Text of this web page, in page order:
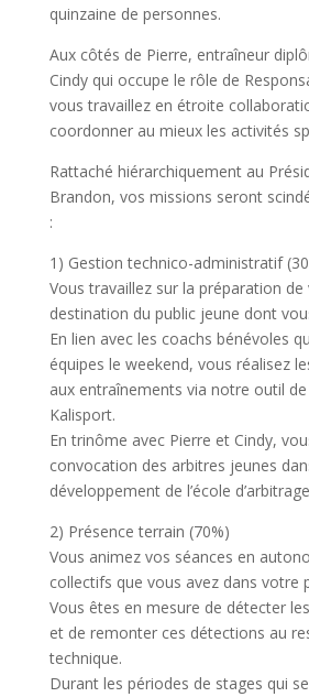
quinzaine de personnes.
Aux côtés de Pierre, entraîneur
Cindy qui occupe le rôle de
vous travaillez en étroite
coordonner au mieux les activités
Rattaché hiérarchiquement au
Brandon, vos missions seront
:
1) Gestion technico-administratif
Vous travaillez sur la préparation de
destination du public jeune dont
En lien avec les coachs bénévoles
équipes le weekend, vous réalisez
aux entraînements via notre outil
Kalisport.
En trinôme avec Pierre et Cindy,
convocation des arbitres jeunes
développement de l’école
2) Présence terrain (70%)
Vous animez vos séances en
collectifs que vous avez dans votre
Vous êtes en mesure de détecter
et de remonter ces détections au
technique.
Durant les périodes de stages qui